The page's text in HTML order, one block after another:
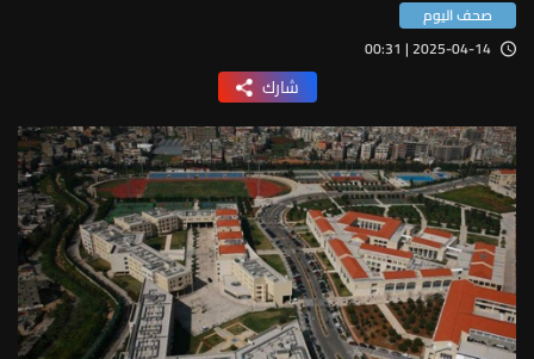
صحف اليوم
2025-04-14 | 00:31
شارك